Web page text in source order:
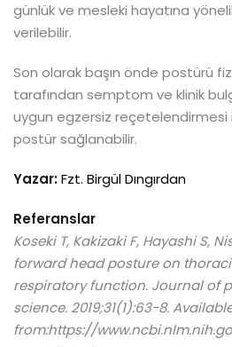
günlük ve mesleki hayatına
verilebilir.
Son olarak başın önde postürü
tarafından semptom ve klinik
uygun egzersiz reçetelendirmesi
postür sağlanabilir.
Yazar:Fzt. Birgül Dıngırdan
Referanslar
Koseki T, Kakizaki F, Hayashi S,
forward head posture on
respiratory function. Journal of
science. 2019;31(1):63-8.
from:https://